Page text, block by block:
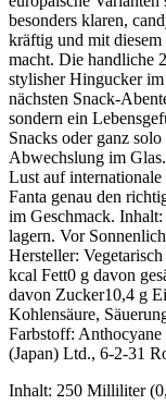
besonders klaren,
kräftig und mit diesem
macht. Die handliche
stylisher Hingucker
nächsten Snack-
sondern ein
Snacks oder ganz
Abwechslung im
Lust auf internationale
Fanta genau den
im Geschmack.
lagern. Vor
Hersteller:
kcal Fett0 g davon
davon Zucker10,4 g
Kohlensäure,
Farbstoff:
(Japan) Ltd., 6-2-31
Inhalt: 250 Milliliter